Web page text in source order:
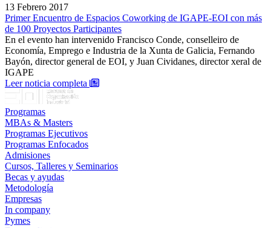
13 Febrero 2017
Primer Encuentro de Espacios Coworking de IGAPE-EOI con más
de 100 Proyectos Participantes
En el evento han intervenido Francisco Conde, conselleiro de
Economía, Emprego e Industria de la Xunta de Galicia, Fernando
Bayón, director general de EOI, y Juan Cividanes, director xeral de
IGAPE
Leer noticia completa : Primer Encuentro de Espacios Coworking
Programas
MBAs & Masters
Programas Ejecutivos
Programas Enfocados
Admisiones
Cursos, Talleres y Seminarios
Becas y ayudas
Metodología
Empresas
In company
Pymes